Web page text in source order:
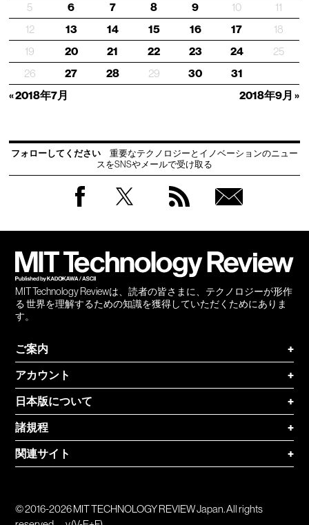
« 2018年7月 2018年9月 »
5
6 7 8 9 10
11
12
13 14 15 16 17
18
19
20 21 22 23 24
25
26
27 28 29 30 31
フォローしてください
重要なテクノロジーとイノベーションのニュー
スをSNSやメールで受け取る
MIT Technology Reviewは、読者の皆さまに、テクノロジーが形作
る 世界を理解するための知識を獲得していただくためにありま
す。
ご案内
+
アカウント
+
日本版について
+
諸規程
+
関連サイト
+
© 2016-2026 MIT TECHNOLOGY REVIEW Japan. All rights